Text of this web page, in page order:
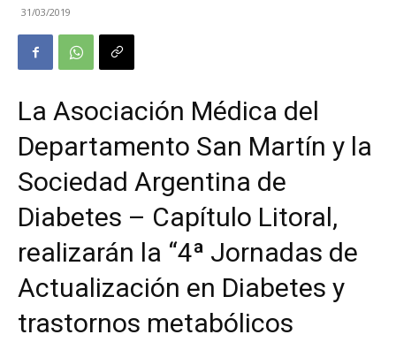
31/03/2019
La Asociación Médica del
Departamento San Martín y la
Sociedad Argentina de
Diabetes – Capítulo Litoral,
realizarán la “4ª Jornadas de
Actualización en Diabetes y
trastornos metabólicos